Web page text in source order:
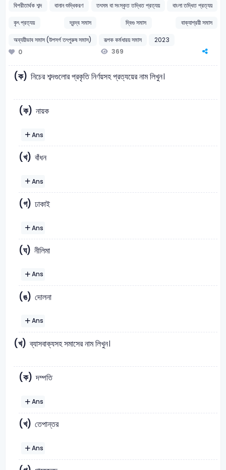
বিপরীতার্থক শব্দ
বানান শুদ্ধিকরণ তৎসম বা সংস্কৃত তদ্ধিত প্রত্যয়
বাংলা তদ্ধিত প্রত্যয়
কৃৎ প্রত্যয়
দ্বন্দ্ব সমাস দ্বিগু সমাস
বাক্যাশ্রয়ী সমাস
অব্যয়ীভাব সমাস (উপসর্গ তৎপুরুষ সমাস)
রূপক কর্মধারয় সমাস
2023
0
369
(ক) নিচের শব্দগুলোর প্রকৃতি নির্ণয়সহ প্রত্যয়ের নাম লিখুন।
(ক) নায়ক
Ans
(খ) বাঁধন
Ans
(গ) ঢাকাই
Ans
(ঘ) নীলিমা
Ans
(ঙ) দোলনা
Ans
(খ) ব্যাসবাক্যসহ সমাসের নাম লিখুন।
(ক) দম্পতি
Ans
(খ) তেপান্তর
Ans